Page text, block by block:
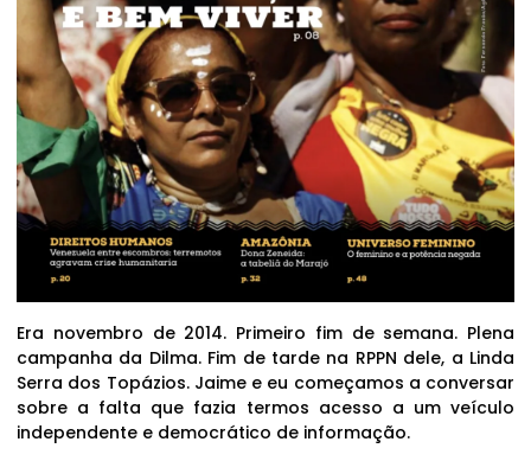
Era novembro de 2014. Primeiro fim de semana. Plena
campanha da Dilma. Fim de tarde na RPPN dele, a Linda
Serra dos Topázios. Jaime e eu começamos a conversar
sobre a falta que fazia termos acesso a um veículo
independente e democrático de informação.